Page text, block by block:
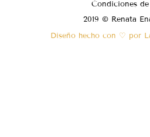
Condiciones
2019 © Renata
Diseño hecho con ♡ por